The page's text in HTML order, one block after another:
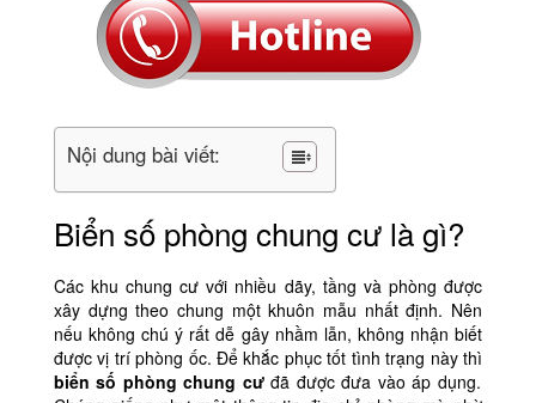
Nội dung bài viết:
Biển số phòng chung cư là gì?
Các khu chung cư với nhiều dãy, tầng và phòng được
xây dựng theo chung một khuôn mẫu nhất định. Nên
nếu không chú ý rất dễ gây nhầm lẫn, không nhận biết
được vị trí phòng ốc. Để khắc phục tốt tình trạng này thì
biển số phòng chung cưđã được đưa vào áp dụng.